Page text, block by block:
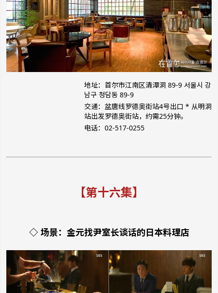
地址：首尔市江南区清潭洞 89-9 서울시 강
남구 청담동 89-9
交通：盆唐线罗德奥街站4号出口 * 从明洞
站出发罗德奥街站，约需25分钟。
电话：02-517-0255
【第十六集】
◇ 场景：金元找尹室长谈话的日本料理店